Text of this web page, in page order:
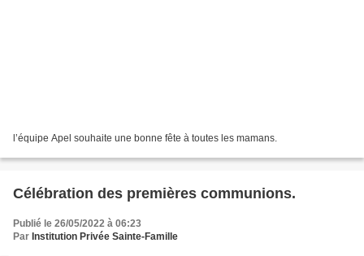
l’équipe Apel souhaite une bonne fête à toutes les mamans.
Célébration des premières communions.
Publié le 26/05/2022 à 06:23
Par Institution Privée Sainte-Famille